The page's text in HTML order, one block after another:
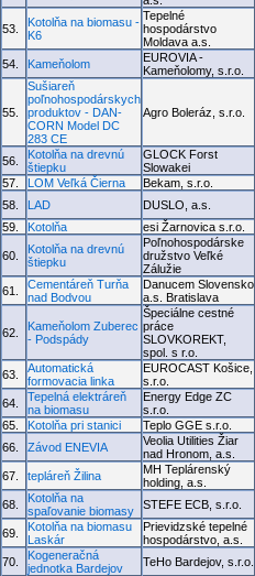
53.
Kotolňa na biomasu -
K6
Tepelné
hospodárstvo
Moldava a.s.
54. Kameňolom
EUROVIA -
Kameňolomy, s.r.o.
55.
Sušiareň
poľnohospodárskych
produktov - DAN-
CORN Model DC
283 CE
Agro Boleráz, s.r.o.
56.
Kotolňa na drevnú
štiepku
GLOCK Forst
Slowakei
57.
LOM Veľká Čierna Bekam, s.r.o.
58.
LAD DUSLO, a.s.
59.
Kotolňa esi Žarnovica s.r.o.
60.
Kotolňa na drevnú
štiepku
Poľnohospodárske
družstvo Veľké
Zálužie
61.
Cementáreň Turňa
nad Bodvou
Danucem Slovensko
a.s. Bratislava
62.
Kameňolom Zuberec
- Podspády
Špeciálne cestné
práce
SLOVKOREKT,
spol. s r.o.
63.
Automatická
formovacia linka
EUROCAST Košice,
s.r.o.
64.
Tepelná elektráreň
na biomasu
Energy Edge ZC
s.r.o.
65.
Kotolňa pri stanici Teplo GGE s.r.o.
66.
Závod ENEVIA
Veolia Utilities Žiar
nad Hronom, a.s.
67. tepláreň Žilina
MH Teplárenský
holding, a.s.
68.
Kotolňa na
spaľovanie biomasy
STEFE ECB, s.r.o.
69.
Kotolňa na biomasu
Laskár
Prievidzské tepelné
hospodárstvo, a.s.
70.
Kogeneračná
jednotka Bardejov
TeHo Bardejov, s.r.o.